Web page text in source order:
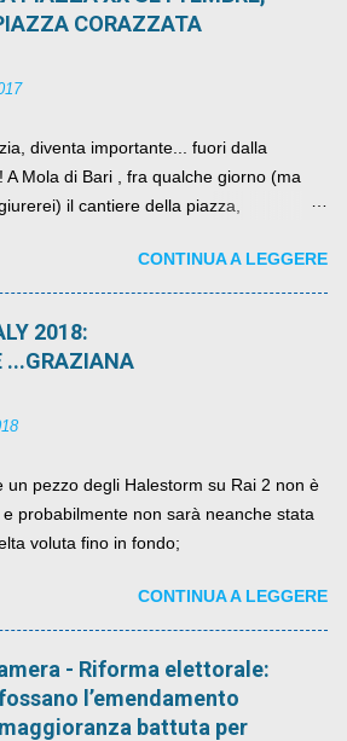
CORAZZATA
diventa importante... fuori dalla
A Mola di Bari , fra qualche giorno (ma
il cantiere della piazza,
numero esorbitante di mesi, non ci sarà
una volta Piazza XX Settembre ,
CONTINUA A LEGGERE
2018:
...GRAZIANA
un pezzo degli Halestorm su Rai 2 non è
probabilmente non sarà neanche stata
voluta fino in fondo;
CONTINUA A LEGGERE
- Riforma elettorale:
l’emendamento
battuta per